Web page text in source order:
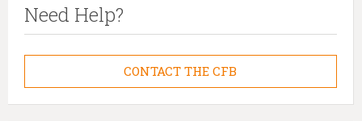
Need Help?
CONTACT THE CFB